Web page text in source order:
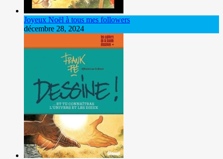
Joyeux Noël à tous mes followers
décembre 28, 2024